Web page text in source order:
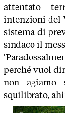
attentato
intenzioni del
sistema di
sindaco il
perché vuol
non agiamo
squilibrato,